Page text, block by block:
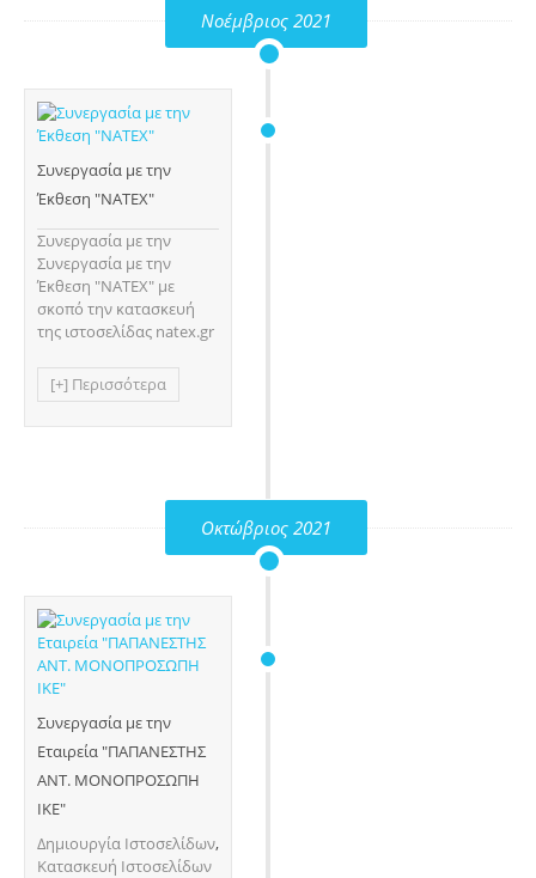
Νοέμβριος 2021
Συνεργασία με την
Έκθεση "NATEX"
Συνεργασία με την
Συνεργασία με την
Έκθεση "NATEX" με
σκοπό την κατασκευή
της ιστοσελίδας natex.gr
[+] Περισσότερα
Οκτώβριος 2021
Συνεργασία με την
Εταιρεία "ΠΑΠΑΝΕΣΤΗΣ
ΑΝΤ. ΜΟΝΟΠΡΟΣΩΠΗ
ΙΚΕ"
Δημιουργία Ιστοσελίδων,
Κατασκευή Ιστοσελίδων